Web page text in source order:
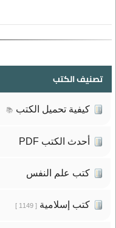
تصنيف الكتب
كيفية تحميل الكتب 📚
أحدث الكتب PDF
كتب علم النفس
كتب إسلامية[ 1149 ]